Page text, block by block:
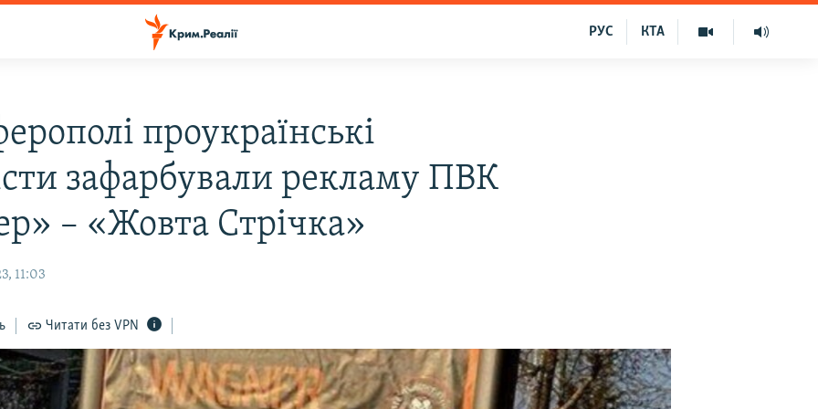
КТА
РУС
проукраїнські
зафарбували рекламу ПВК
– «Жовта Стрічка»
11:03
Читати без VPN